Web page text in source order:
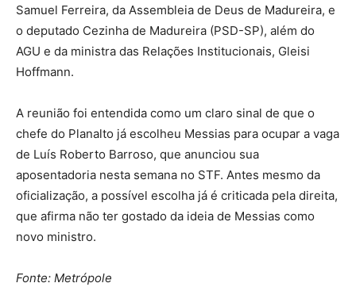
Samuel Ferreira, da Assembleia de Deus de Madureira, e
o deputado Cezinha de Madureira (PSD-SP), além do
AGU e da ministra das Relações Institucionais, Gleisi
Hoffmann.
A reunião foi entendida como um claro sinal de que o
chefe do Planalto já escolheu Messias para ocupar a vaga
de Luís Roberto Barroso, que anunciou sua
aposentadoria nesta semana no STF. Antes mesmo da
oficialização, a possível escolha já é criticada pela direita,
que afirma não ter gostado da ideia de Messias como
novo ministro.
Fonte: Metrópole